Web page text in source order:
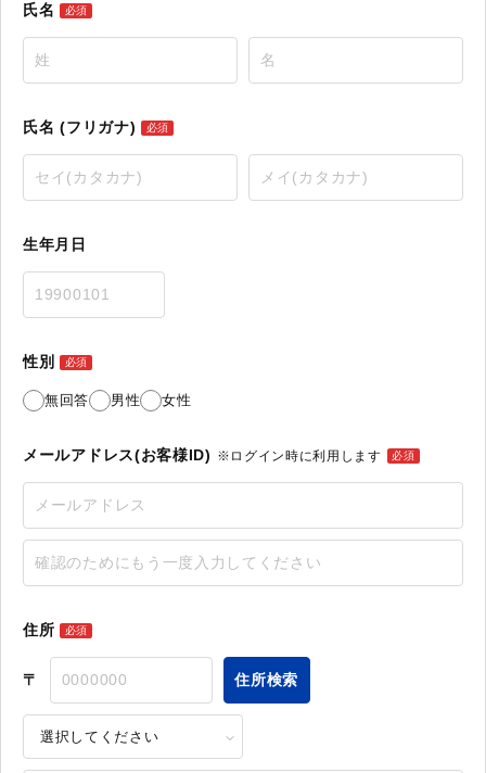
氏名 必須
氏名 (フリガナ) 必須
生年月日
性別 必須
無回答 男性 女性
メールアドレス(お客様ID) ※ログイン時に利用します 必須
住所 必須
〒 住所検索